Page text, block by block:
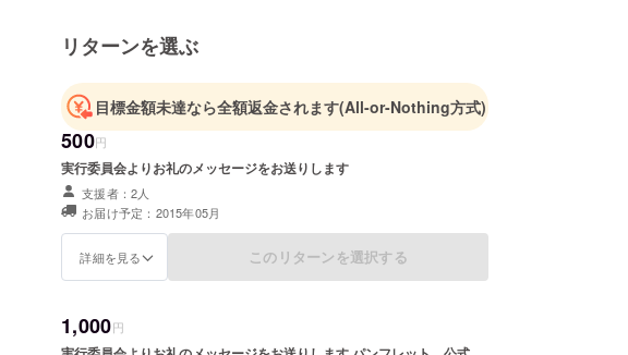
リターンを選ぶ
目標金額未達なら全額返金されます(All-or-Nothing方式)
500円
実行委員会よりお礼のメッセージをお送りします
支援者：2人
お届け予定：2015年05月
詳細を見る このリターンを選択する
1,000円